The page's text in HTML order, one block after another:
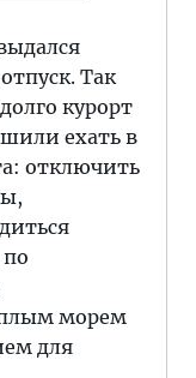
Так
курорт
ехать в
отключить
морем
для